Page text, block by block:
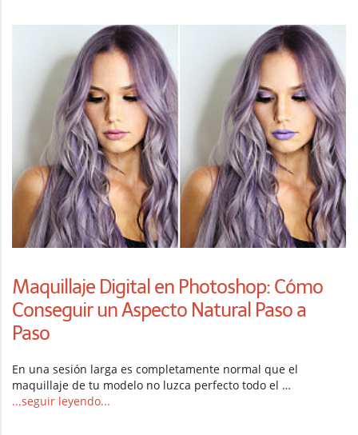
Maquillaje Digital en Photoshop: Cómo
Conseguir un Aspecto Natural Paso a
Paso
En una sesión larga es completamente normal que el
maquillaje de tu modelo no luzca perfecto todo el …
...seguir leyendo...